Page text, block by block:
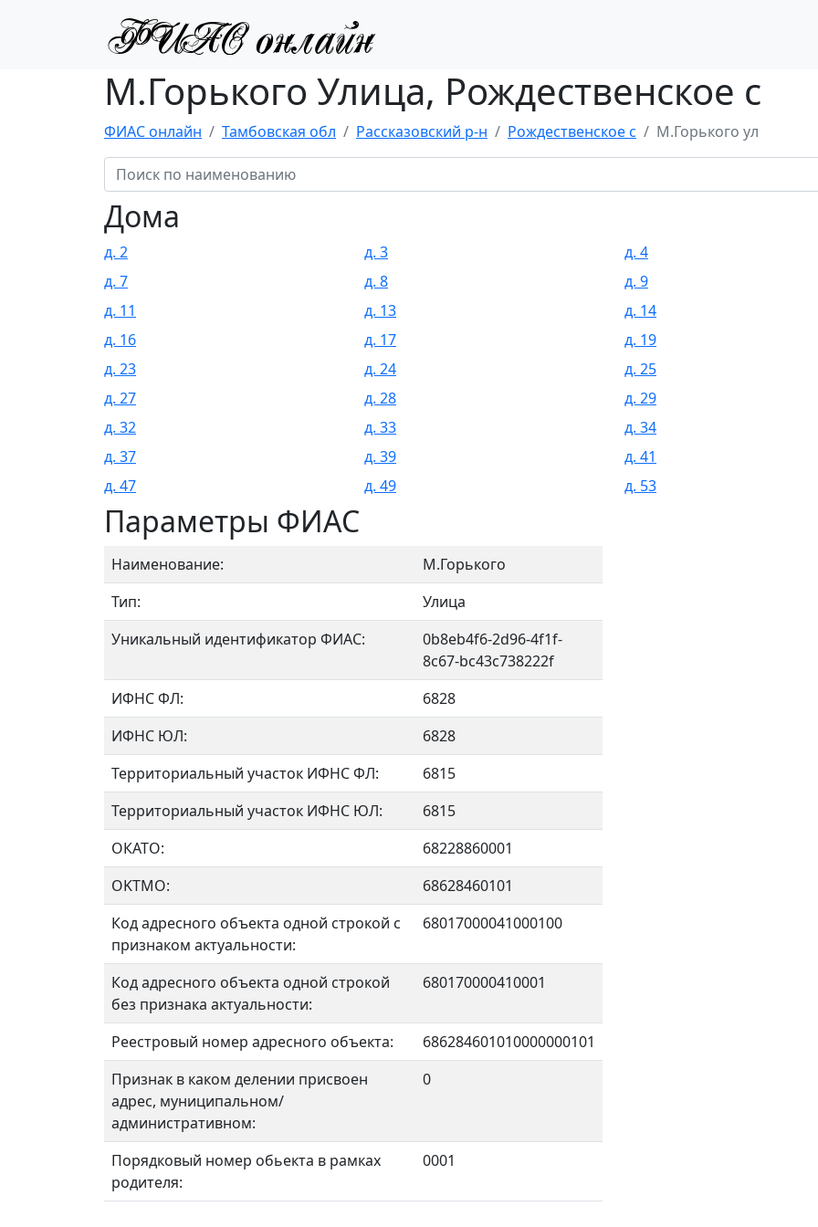
М.Горького Улица, Рождественское с
ФИАС онлайн Тамбовская обл Рассказовский р-н Рождественское с М.Горького ул
Дома
д. 2 д. 3 д. 4
д. 7
д. 8 д. 9
д. 11
д. 13 д. 14
д. 16
д. 17 д. 19
д. 23
д. 24 д. 25
д. 27
д. 28 д. 29
д. 32
д. 33 д. 34
д. 37
д. 39 д. 41
д. 47
д. 49 д. 53
Параметры ФИАС
Наименование:
М.Горького
Тип:
Улица
Уникальный идентификатор ФИАС:
0b8eb4f6-2d96-4f1f-
8c67-bc43c738222f
ИФНС ФЛ:
6828
ИФНС ЮЛ:
6828
Территориальный участок ИФНС ФЛ:
6815
Территориальный участок ИФНС ЮЛ:
6815
ОКАТО:
68228860001
OKTMO:
68628460101
Код адресного объекта одной строкой с
признаком актуальности:
68017000041000100
Код адресного объекта одной строкой
без признака актуальности:
680170000410001
Реестровый номер адресного объекта:
686284601010000000101
Признак в каком делении присвоен
адрес, муниципальном/
административном:
0
Порядковый номер обьекта в рамках
родителя:
0001